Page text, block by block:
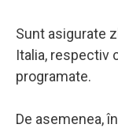
Sunt asigurate
Italia, respectiv
programate.
De asemenea,